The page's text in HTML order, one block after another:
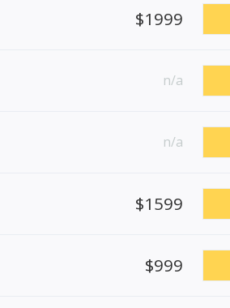
$1999
n/a
n/a
$1599
$999